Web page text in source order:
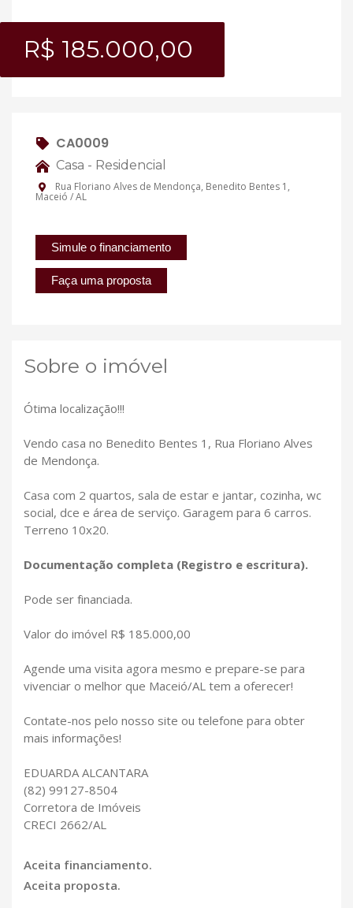
R$ 185.000,00
CA0009
Casa - Residencial
Rua Floriano Alves de Mendonça, Benedito Bentes 1,
Maceió / AL
Simule o financiamento
Faça uma proposta
Sobre o imóvel
Ótima localização!!!
Vendo casa no Benedito Bentes 1, Rua Floriano Alves
de Mendonça.
Casa com 2 quartos, sala de estar e jantar, cozinha, wc
social, dce e área de serviço. Garagem para 6 carros.
Terreno 10x20.
Documentação completa (Registro e escritura).
Pode ser financiada.
Valor do imóvel R$ 185.000,00
Agende uma visita agora mesmo e prepare-se para
vivenciar o melhor que Maceió/AL tem a oferecer!
Contate-nos pelo nosso site ou telefone para obter
mais informações!
EDUARDA ALCANTARA
(82) 99127-8504
Corretora de Imóveis
CRECI 2662/AL
Aceita financiamento.
Aceita proposta.